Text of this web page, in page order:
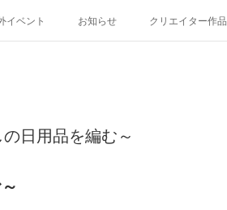
イベント お知らせ クリエイター作品
日用品を編む～